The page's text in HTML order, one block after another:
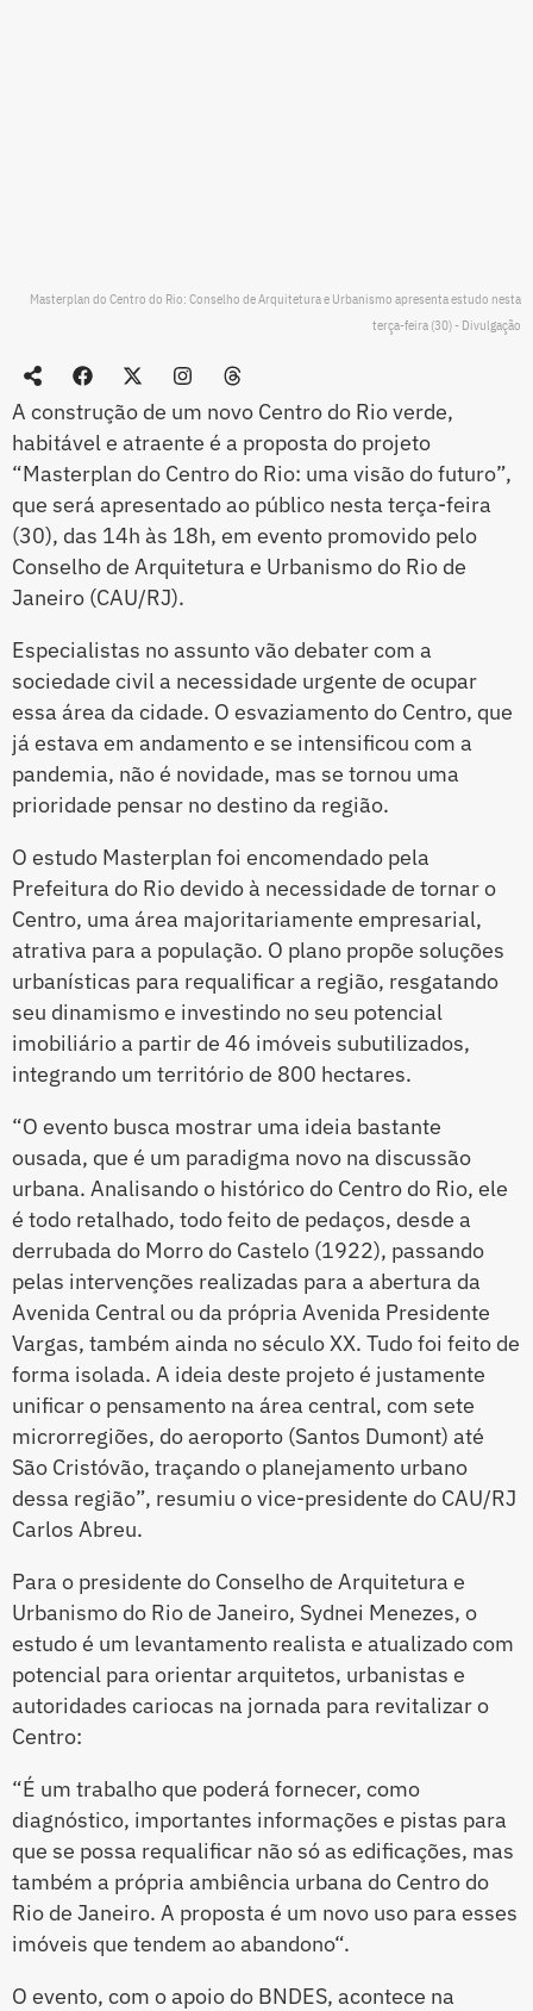
Masterplan do Centro do Rio: Conselho de Arquitetura e Urbanismo apresenta estudo nesta
terça-feira (30) - Divulgação
A construção de um novo Centro do Rio verde,
habitável e atraente é a proposta do projeto
“Masterplan do Centro do Rio: uma visão do futuro”,
que será apresentado ao público nesta terça-feira
(30), das 14h às 18h, em evento promovido pelo
Conselho de Arquitetura e Urbanismo do Rio de
Janeiro (CAU/RJ).
Especialistas no assunto vão debater com a
sociedade civil a necessidade urgente de ocupar
essa área da cidade. O esvaziamento do Centro, que
já estava em andamento e se intensificou com a
pandemia, não é novidade, mas se tornou uma
prioridade pensar no destino da região.
O estudo Masterplan foi encomendado pela
Prefeitura do Rio devido à necessidade de tornar o
Centro, uma área majoritariamente empresarial,
atrativa para a população. O plano propõe soluções
urbanísticas para requalificar a região, resgatando
seu dinamismo e investindo no seu potencial
imobiliário a partir de 46 imóveis subutilizados,
integrando um território de 800 hectares.
“O evento busca mostrar uma ideia bastante
ousada, que é um paradigma novo na discussão
urbana. Analisando o histórico do Centro do Rio, ele
é todo retalhado, todo feito de pedaços, desde a
derrubada do Morro do Castelo (1922), passando
pelas intervenções realizadas para a abertura da
Avenida Central ou da própria Avenida Presidente
Vargas, também ainda no século XX. Tudo foi feito de
forma isolada. A ideia deste projeto é justamente
unificar o pensamento na área central, com sete
microrregiões, do aeroporto (Santos Dumont) até
São Cristóvão, traçando o planejamento urbano
dessa região”, resumiu o vice-presidente do CAU/RJ
Carlos Abreu.
Para o presidente do Conselho de Arquitetura e
Urbanismo do Rio de Janeiro, Sydnei Menezes, o
estudo é um levantamento realista e atualizado com
potencial para orientar arquitetos, urbanistas e
autoridades cariocas na jornada para revitalizar o
Centro:
“É um trabalho que poderá fornecer, como
diagnóstico, importantes informações e pistas para
que se possa requalificar não só as edificações, mas
também a própria ambiência urbana do Centro do
Rio de Janeiro. A proposta é um novo uso para esses
imóveis que tendem ao abandono“.
O evento, com o apoio do BNDES, acontece na